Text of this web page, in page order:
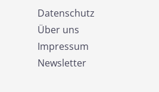
Bilder".Für
und
ab 7 Jahren. Eine
Serie von
Datenschutz
Über uns
Impressum
Newsletter